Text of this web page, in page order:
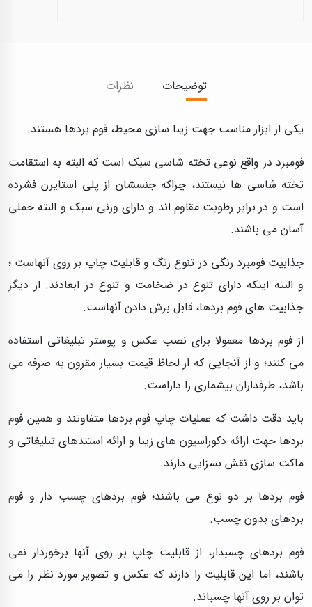
توضیحات نظرات
یکی از ابزار مناسب جهت زیبا سازی محیط، فوم بردها هستند.
فومبرد در واقع نوعی تخته شاسی سبک است که البته به استقامت
تخته شاسی ها نیستند، چراکه جنسشان از پلی استایرن فشرده
است و در برابر رطوبت مقاوم اند و دارای وزنی سبک و البته حملی
آسان می باشند.
جذابیت فومبرد رنگی در تنوع رنگ و قابلیت چاپ بر روی آنهاست ؛
و البته اینکه دارای تنوع در ضخامت و تنوع در ابعادند. از دیگر
جذابیت های فوم بردها، قابل برش دادن آنهاست.
از فوم بردها معمولا برای نصب عکس و پوستر تبلیغاتی استفاده
می کنند؛ و از آنجایی که از لحاظ قیمت بسیار مقرون به صرفه می
باشد، طرفداران بیشماری را داراست.
باید دقت داشت که عملیات چاپ فوم بردها متفاوتند و همین فوم
بردها جهت ارائه دکوراسیون های زیبا و ارائه استندهای تبلیغاتی و
ماکت سازی نقش بسزایی دارند.
فوم بردها بر دو نوع می باشند؛ فوم بردهای چسب دار و فوم
بردهای بدون چسب.
فوم بردهای چسبدار، از قابلیت چاپ بر روی آنها برخوردار نمی
باشند، اما این قابلیت را دارند که عکس و تصویر مورد نظر را می
توان بر روی آنها چسباند.